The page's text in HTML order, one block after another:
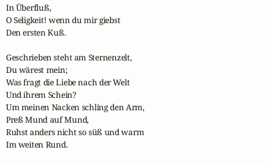
In Überfluß,
O Seligkeit! wenn du mir giebst
Den ersten Kuß.
Geschrieben steht am Sternenzelt,
Du wärest mein;
Was fragt die Liebe nach der Welt
Und ihrem Schein?
Um meinen Nacken schling den Arm,
Preß Mund auf Mund,
Ruhst anders nicht so süß und warm
Im weiten Rund.